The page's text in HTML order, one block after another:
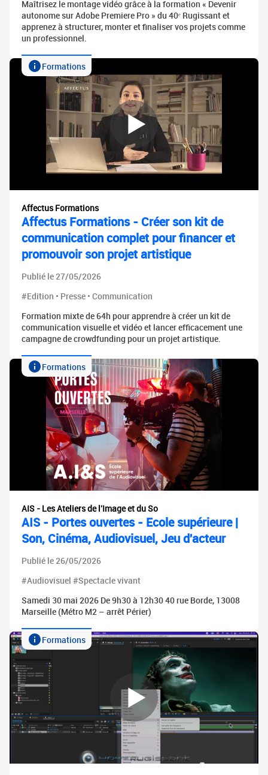
Maîtrisez le montage vidéo grâce à la formation « Devenir
autonome sur Adobe Premiere Pro » du 40ᵉ Rugissant et
apprenez à structurer, monter et finaliser vos projets comme
un professionnel.
Formations
Affectus Formations
Affectus Formations - Créer son kit de
communication complet pour financer et
promouvoir son projet artistique
Publié le 27/05/2026
#Edition • Presse • Communication
Formation mixte de 64h pour apprendre à créer un kit de
communication visuelle et vidéo et lancer efficacement une
campagne de crowdfunding pour un projet artistique.
Formations
AIS - Les Ateliers de l'Image et du So
AIS - Portes ouvertes - Ecole supérieure |
Son, Cinéma, Audiovisuel, Jeu d'acteur
Publié le 26/05/2026
#Audiovisuel #Spectacle vivant
Samedi 30 mai 2026 De 9h30 à 12h30 40 rue Borde, 13008
Marseille (Métro M2 – arrêt Périer)
Formations